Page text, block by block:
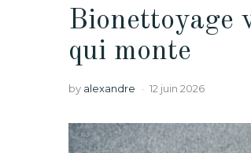
Bionettoyage
qui monte
by alexandre 12 juin 2026